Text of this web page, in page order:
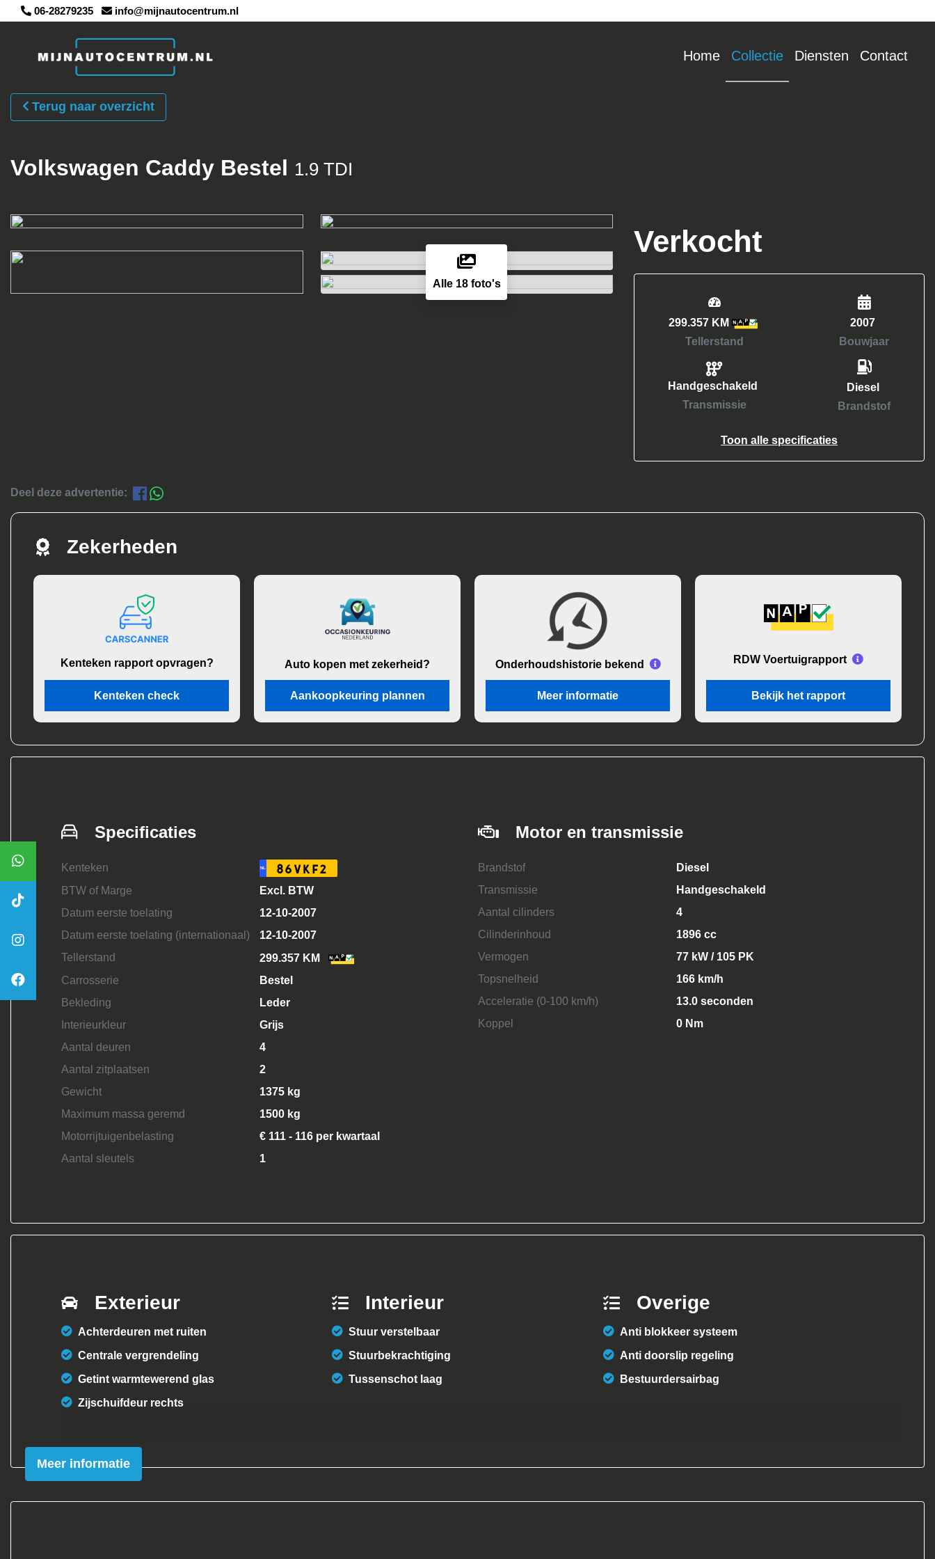
06-28279235 info@mijnautocentrum.nl
Home Collectie Diensten Contact
Terug naar overzicht
Volkswagen Caddy Bestel 1.9 TDI
Alle 18 foto's
Verkocht
299.357 KM
Tellerstand
Handgeschakeld
Transmissie
2007
Bouwjaar
Diesel
Brandstof
Toon alle specificaties
Deel deze advertentie:
Zekerheden
Kenteken rapport opvragen?
Kenteken check
Auto kopen met zekerheid?
Aankoopkeuring plannen
Onderhoudshistorie bekend
Meer informatie
RDW Voertuigrapport
Bekijk het rapport
Specificaties
Kenteken NL 86VKF2
BTW of Marge
Excl. BTW
Datum eerste toelating
12-10-2007
Datum eerste toelating (internationaal)
12-10-2007
Tellerstand
299.357 KM
Carrosserie
Bestel
Bekleding
Leder
Interieurkleur
Grijs
Aantal deuren
4
Aantal zitplaatsen
2
Gewicht
1375 kg
Maximum massa geremd
1500 kg
Motorrijtuigenbelasting
€ 111 - 116 per kwartaal
Aantal sleutels
1
Motor en transmissie
Brandstof
Diesel
Transmissie
Handgeschakeld
Aantal cilinders
4
Cilinderinhoud
1896 cc
Vermogen
77 kW / 105 PK
Topsnelheid
166 km/h
Acceleratie (0-100 km/h)
13.0 seconden
Koppel
0 Nm
Exterieur
Achterdeuren met ruiten
Centrale vergrendeling
Getint warmtewerend glas
Zijschuifdeur rechts
Interieur
Stuur verstelbaar
Stuurbekrachtiging
Tussenschot laag
Overige
Anti blokkeer systeem
Anti doorslip regeling
Bestuurdersairbag
Meer informatie